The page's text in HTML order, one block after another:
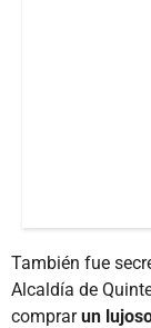
También fue
Alcaldía de
comprarun